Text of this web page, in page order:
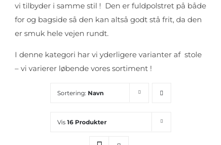
vi tilbyder i samme stil ! Den er fuldpolstret på både
for og bagside så den kan altså godt stå frit, da den
er smuk hele vejen rundt.
I denne kategori har vi yderligere varianter af stole
– vi varierer løbende vores sortiment !
Sortering: Navn
Vis 16 Produkter